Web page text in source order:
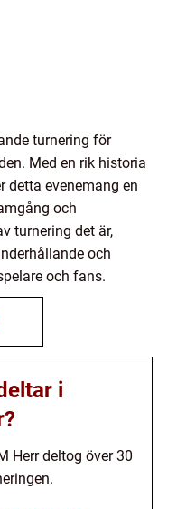
turnering för
Med en rik historia
detta evenemang en
och
turnering det är,
och
och fans.
i
Herr deltog över 30